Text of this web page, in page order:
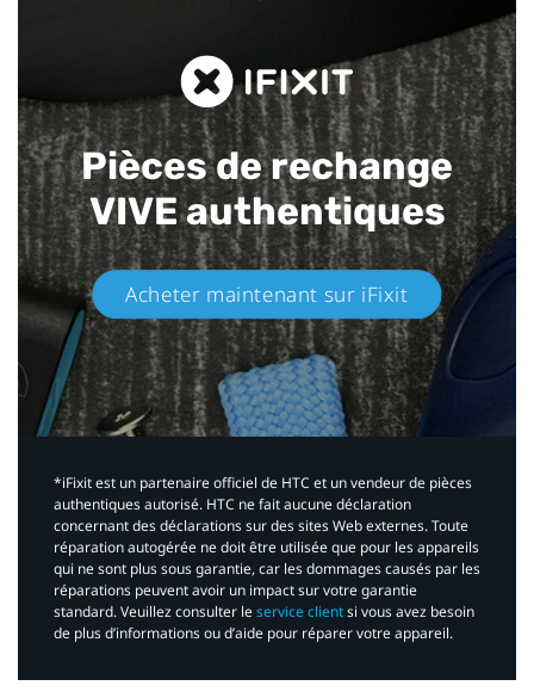
Pièces de rechange
VIVE authentiques​
Acheter maintenant sur iFixit​
*iFixit est un partenaire officiel de HTC et un vendeur de pièces
authentiques autorisé. HTC ne fait aucune déclaration
concernant des déclarations sur des sites Web externes. Toute
réparation autogérée ne doit être utilisée que pour les appareils
qui ne sont plus sous garantie, car les dommages causés par les
réparations peuvent avoir un impact sur votre garantie
standard. Veuillez consulter leservice clientsi vous avez besoin
de plus d’informations ou d’aide pour réparer votre appareil.​